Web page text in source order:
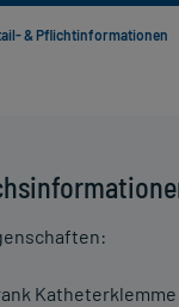
& Pflichtinformationen